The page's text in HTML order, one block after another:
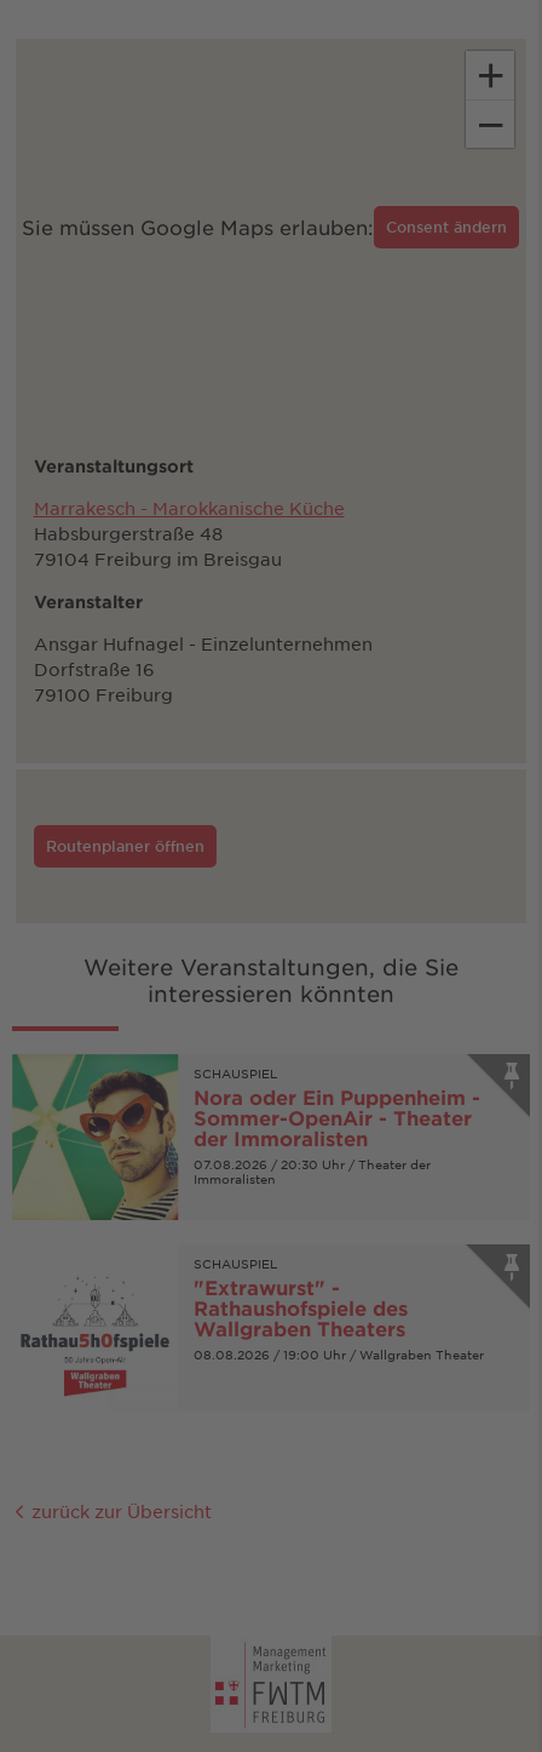
Sie müssen Google Maps erlauben: Consent ändern
+
−
Veranstaltungsort
Marrakesch - Marokkanische Küche
Habsburgerstraße 48
79104 Freiburg im Breisgau
Veranstalter
Ansgar Hufnagel - Einzelunternehmen
Dorfstraße 16
79100 Freiburg
Routenplaner öffnen
Weitere Veranstaltungen, die Sie
interessieren könnten
SCHAUSPIEL
Nora oder Ein Puppenheim -
Sommer-OpenAir - Theater
der Immoralisten
07.08.2026 / 20:30 Uhr / Theater der
Immoralisten
SCHAUSPIEL
"Extrawurst" -
Rathaushofspiele des
Wallgraben Theaters
08.08.2026 / 19:00 Uhr / Wallgraben Theater
zurück zur Übersicht